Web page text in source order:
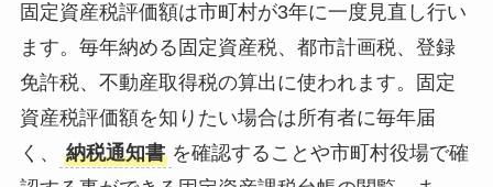
固定資産税評価額は市町村が3年に一度見直し行い
ます。毎年納める固定資産税、都市計画税、登録
免許税、不動産取得税の算出に使われます。固定
資産税評価額を知りたい場合は所有者に毎年届
く、
納税通知書 を確認することや市町村役場で確